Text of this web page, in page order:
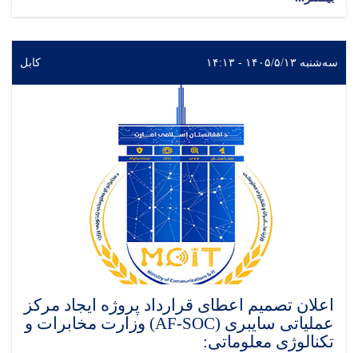
سه‌شنبه ۱۴۰۵/۵/۱۳ - ۱۴:۱۳ کابل
اعلان تصمیم اعطای قرارداد پروژه ایجاد مرکز
عملیاتی سایبری (AF-SOC) وزارت مخابرات و
تکنالوژی معلوماتی: